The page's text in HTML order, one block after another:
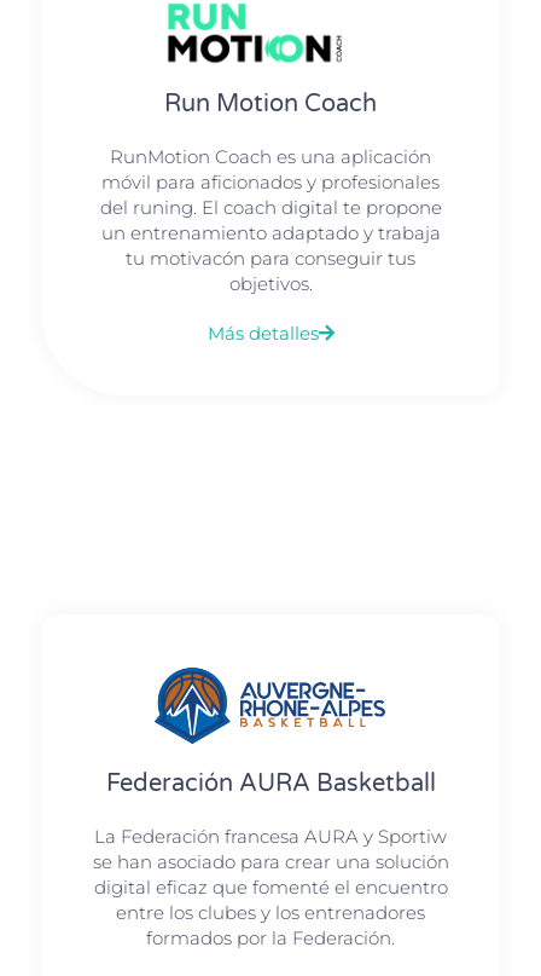
Run Motion Coach
RunMotion Coach es una aplicación
móvil para aficionados y profesionales
del runing. El coach digital te propone
un entrenamiento adaptado y trabaja
tu motivacón para conseguir tus
objetivos.
Más detalles
Federación AURA Basketball
La Federación francesa AURA y Sportiw
se han asociado para crear una solución
digital eficaz que fomenté el encuentro
entre los clubes y los entrenadores
formados por la Federación.